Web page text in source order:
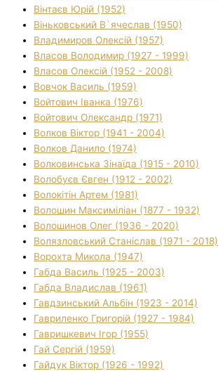
Вінтаєв Юрій (1952)
Віньковський В`ячеслав (1950)
Владимиров Олексій (1957)
Власов Володимир (1927 - 1999)
Власов Олексій (1952 - 2008)
Вовчок Василь (1959)
Войтович Іванка (1976)
Войтович Олександр (1971)
Волков Віктор (1941 - 2004)
Волков Данило (1974)
Волковинська Зінаїда (1915 - 2010)
Волобуєв Євген (1912 - 2002)
Волокітін Артем (1981)
Волошин Максиміліан (1877 - 1932)
Волошинов Олег (1936 - 2020)
Волязловський Станіслав (1971 - 2018)
Ворохта Микола (1947)
Габда Василь (1925 - 2003)
Габда Владислав (1961)
Гавдзинський Альбін (1923 - 2014)
Гавриленко Григорій (1927 - 1984)
Гавришкевич Ігор (1955)
Гай Сергій (1959)
Гайдук Віктор (1926 - 1992)